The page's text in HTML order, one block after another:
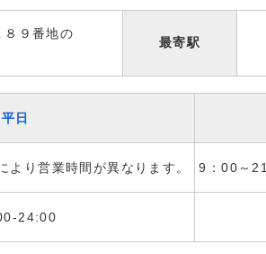
８９番地の
最寄駅
平日
り営業時間が異なります。 9：00～
24:00